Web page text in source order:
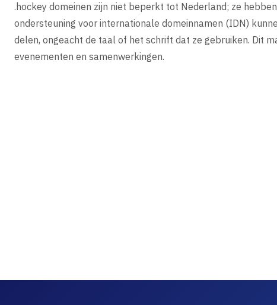
.hockey domeinen zijn niet beperkt tot Nederland; ze
ondersteuning voor internationale domeinnamen (IDN)
delen, ongeacht de taal of het schrift dat ze gebruiken. Dit
evenementen en samenwerkingen.